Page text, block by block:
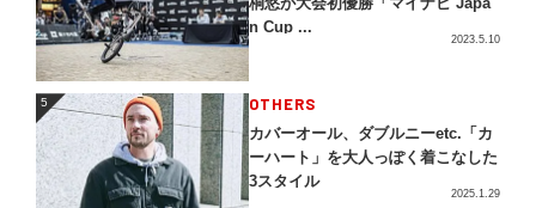
n Cup ...
2023.5.10
5 OTHERS
カバーオール、ダブルニーetc.「カ
ーハート」を大人っぽく着こなした
3スタイル
2025.1.29